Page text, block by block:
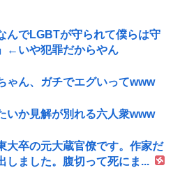
んでLGBTが守られて僕らは守
←いや犯罪だからやん
ゃん、ガチでエグいってwww
いか見解が別れる六人衆www
大卒の元大蔵官僚です。作家だ
しました。腹切って死にま...